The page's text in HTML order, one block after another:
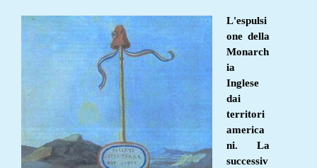
L'espulsi
one della
Monarch
ia
Inglese
dai
territori
america
ni. La
successiv